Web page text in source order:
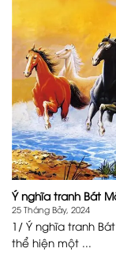
Ý nghĩa tranh Bát
25 Tháng Bảy, 2024
1/ Ý nghĩa tranh
thể hiện một ...